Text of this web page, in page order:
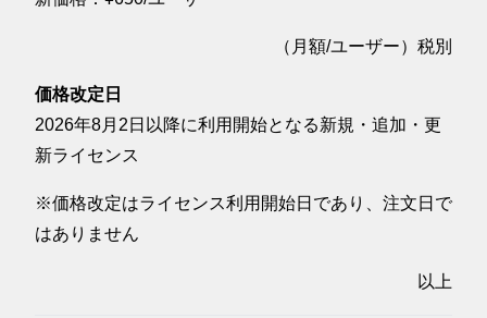
（月額/ユーザー）税別
価格改定日
2026年8月2日以降に利用開始となる新規・追加・更
新ライセンス
※価格改定はライセンス利用開始日であり、注文日で
はありません
以上